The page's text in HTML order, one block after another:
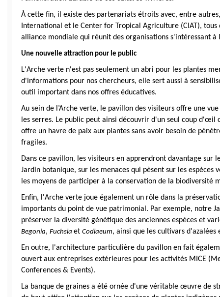
À cette fin, il existe des partenariats étroits avec, entre
International et le Center for Tropical Agriculture (CIAT), tous
alliance mondiale qui réunit des organisations s'intéressant
Une nouvelle attraction pour le public
L'Arche verte n'est pas seulement un abri pour les plantes
d'informations pour nos chercheurs, elle sert aussi à
outil important dans nos offres éducatives.
Au sein de l’Arche verte, le pavillon des visiteurs offre une
les serres. Le public peut ainsi découvrir d'un seul coup d'œil
offre un havre de paix aux plantes sans avoir besoin de
fragiles.
Dans ce pavillon, les visiteurs en apprendront davantage sur
Jardin botanique, sur les menaces qui pèsent sur les espèces
les moyens de participer à la conservation de la biodiversité
Enfin, l'Arche verte joue également un rôle dans la
importants du point de vue patrimonial. Par exemple, notre
Begonia, Fuchsia et Codiaeum, ainsi que les cultivars d'azalées
En outre, l'architecture particulière du pavillon en fait
ouvert aux entreprises extérieures pour les activités MICE
Conferences & Events).
La banque de graines a été ornée d'une véritable œuvre de